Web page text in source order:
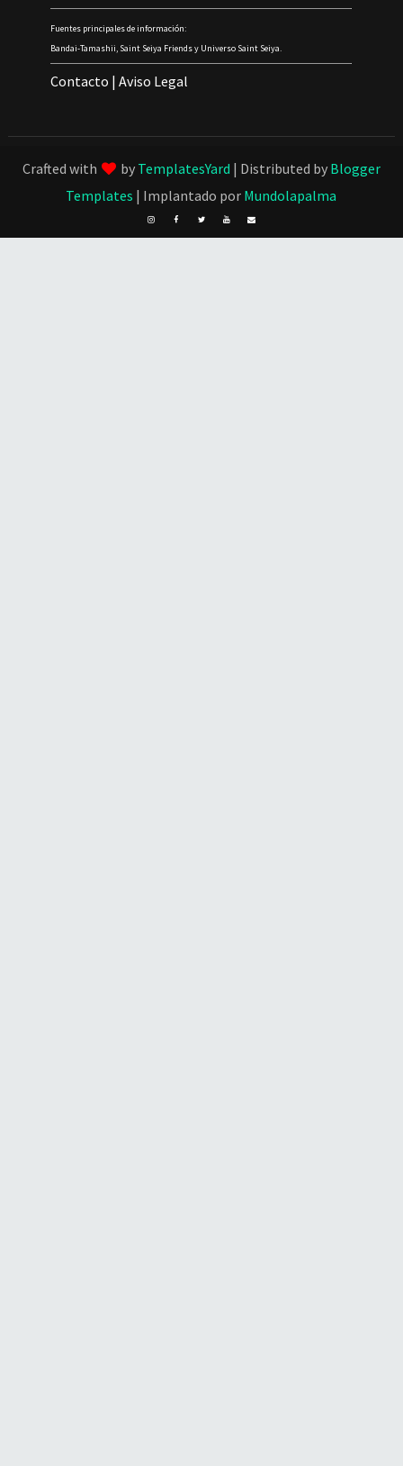
Fuentes principales de información:
Bandai-Tamashii, Saint Seiya Friends y Universo Saint Seiya.
Contacto |Aviso Legal
Crafted with by TemplatesYard | Distributed by Blogger
Templates | Implantado por Mundolapalma